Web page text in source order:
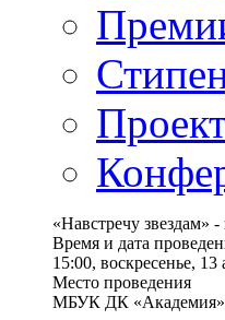
«Навстречу звездам»
Время и дата
15:00, воскресенье, 13
Место проведения
МБУК ДК «Академия»,